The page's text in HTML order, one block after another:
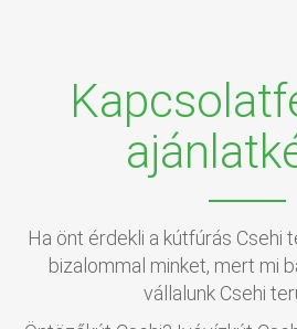
Ha önt érdekli a kútfúrás Csehi
bizalommal minket, mert mi
vállalunk Csehi